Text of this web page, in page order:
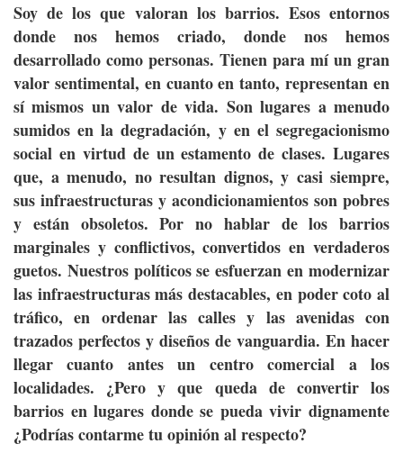
Soy de los que valoran los barrios. Esos entornos
donde nos hemos criado, donde nos hemos
desarrollado como personas. Tienen para mí un gran
valor sentimental, en cuanto en tanto, representan en
sí mismos un valor de vida. Son lugares a menudo
sumidos en la degradación, y en el segregacionismo
social en virtud de un estamento de clases. Lugares
que, a menudo, no resultan dignos, y casi siempre,
sus infraestructuras y acondicionamientos son pobres
y están obsoletos. Por no hablar de los barrios
marginales y conflictivos, convertidos en verdaderos
guetos. Nuestros políticos se esfuerzan en modernizar
las infraestructuras más destacables, en poder coto al
tráfico, en ordenar las calles y las avenidas con
trazados perfectos y diseños de vanguardia. En hacer
llegar cuanto antes un centro comercial a los
localidades. ¿Pero y que queda de convertir los
barrios en lugares donde se pueda vivir dignamente
¿Podrías contarme tu opinión al respecto?